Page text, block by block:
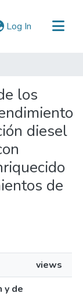
Log In (current)
los
diesel
de
views
y de